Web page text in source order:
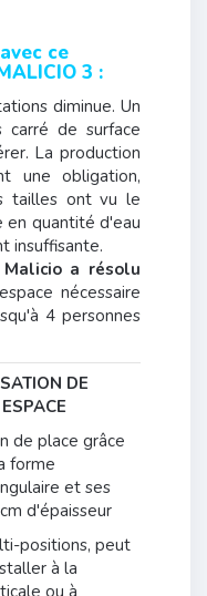
ce
3 :
diminue. Un
carré de surface
La production
une obligation,
taillesont vu le
en quantité d'eau
insuffisante.
Malicioa résolu
nécessaire
4 personnes
DE
de place grâce
forme
et ses
d'épaisseur
positions, peut
à la